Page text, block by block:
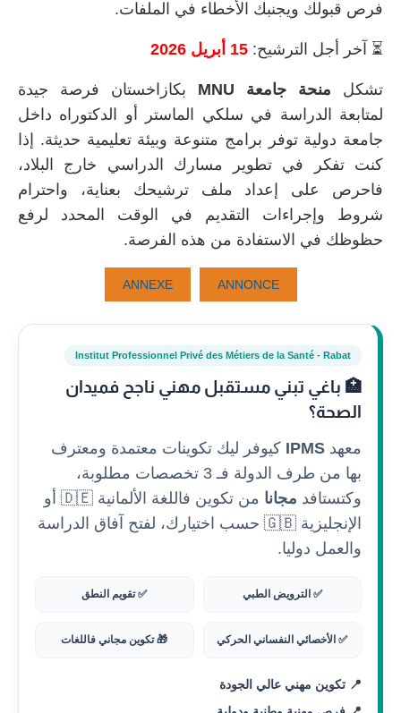
فرص قبولك ويجنبك الأخطاء في الملفات.
⏳ آخر أجل الترشيح: 15 أبريل 2026
تشكل منحة جامعة MNU
بكازاخستان فرصة جيدة
لمتابعة الدراسة في سلكي الماستر أو الدكتوراه داخل
جامعة دولية توفر برامج متنوعة وبيئة تعليمية حديثة. إذا
كنت تفكر في تطوير مسارك الدراسي خارج البلاد،
فاحرص على إعداد ملف ترشيحك بعناية، واحترام
شروط وإجراءات التقديم في الوقت المحدد لرفع
حظوظك في الاستفادة من هذه الفرصة.
ANNONCE
ANNEXE
Institut Professionnel Privé des Métiers de la Santé - Rabat
🏥 باغي تبني مستقبل مهني ناجح فميدان
الصحة؟
معهد IPMS كيوفر ليك تكوينات معتمدة ومعترف
بها من طرف الدولة فـ 3 تخصصات مطلوبة،
وكتستافد مجانا
من تكوين فاللغة الألمانية 🇩🇪 أو
الإنجليزية 🇬🇧 حسب اختيارك، لفتح آفاق الدراسة
والعمل دوليا.
✅ الترويض الطبي ✅ تقويم النطق
✅ الأخصائي النفساني الحركي 🎁 تكوين مجاني فاللغات
📍 تكوين مهني عالي الجودة